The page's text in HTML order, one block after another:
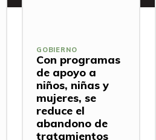
GOBIERNO
Con programas
de apoyo a
niños, niñas y
mujeres, se
reduce el
abandono de
tratamientos